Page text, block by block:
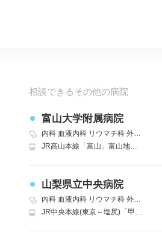
相談できるその他の病院
富山大学附属病院
内科 血液内科 リウマチ科 外科
JR高山本線「富山」富山地鉄バス 富山大学附属病院行き バス30分
山梨県立中央病院
内科 血液内科 リウマチ科 外科
JR中央本線(東京～塩尻)「甲府」 車8分